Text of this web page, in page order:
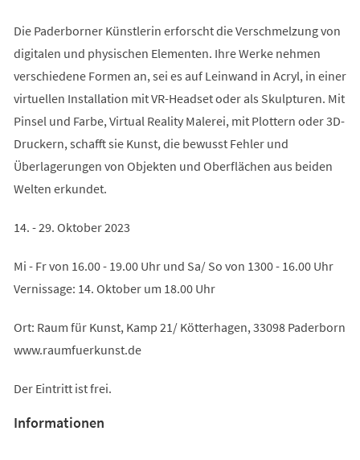
Die Paderborner Künstlerin erforscht die Verschmelzung von
digitalen und physischen Elementen. Ihre Werke nehmen
verschiedene Formen an, sei es auf Leinwand in Acryl, in einer
virtuellen Installation mit VR-Headset oder als Skulpturen. Mit
Pinsel und Farbe, Virtual Reality Malerei, mit Plottern oder 3D-
Druckern, schafft sie Kunst, die bewusst Fehler und
Überlagerungen von Objekten und Oberflächen aus beiden
Welten erkundet.
14. - 29. Oktober 2023
Mi - Fr von 16.00 - 19.00 Uhr und Sa/ So von 1300 - 16.00 Uhr
Vernissage: 14. Oktober um 18.00 Uhr
Ort: Raum für Kunst, Kamp 21/ Kötterhagen, 33098 Paderborn
www.raumfuerkunst.de
Der Eintritt ist frei.
Informationen